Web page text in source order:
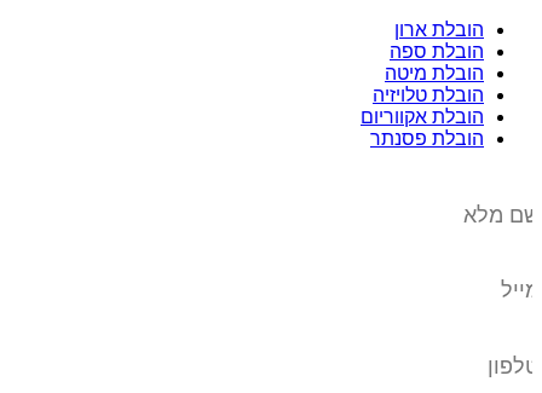
הובלת ארון
הובלת ספה
הובלת מיטה
הובלת טלויזיה
הובלת אקווריום
הובלת פסנתר